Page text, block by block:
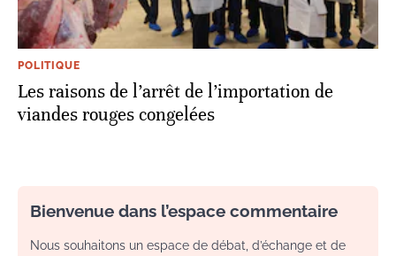
POLITIQUE
Les raisons de l’arrêt de l’importation de
viandes rouges congelées
Bienvenue dans l’espace commentaire
Nous souhaitons un espace de débat, d’échange et de